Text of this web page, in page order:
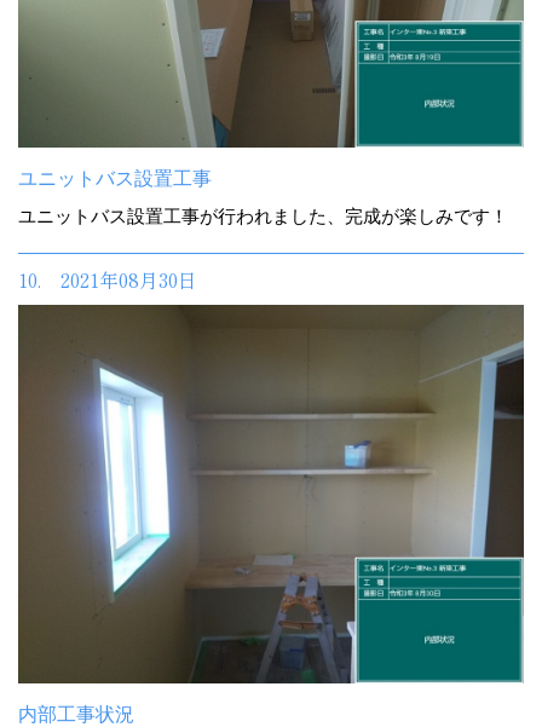
ユニットバス設置工事
ユニットバス設置工事が行われました、完成が楽しみです！
10. 2021年08月30日
内部工事状況